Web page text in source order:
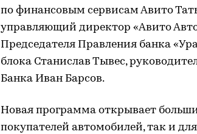
по финансовым сервисам Авито
управляющий директор «Авито
Председателя Правления банка
блока Станислав Тывес,
Банка Иван Барсов.
Новая программа открывает
покупателей автомобилей, так и